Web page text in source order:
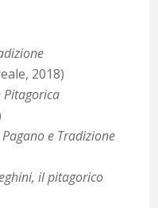
2018)
Pitagorica
e Tradizione
il pitagorico